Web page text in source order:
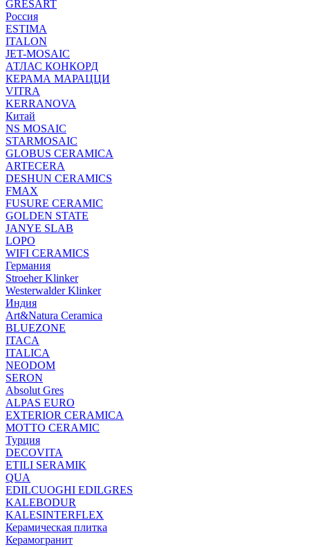
GRESART
Россия
ESTIMA
ITALON
JET-MOSAIC
АТЛАС КОНКОРД
КЕРАМА МАРАЦЦИ
VITRA
KERRANOVA
Китай
NS MOSAIC
STARMOSAIC
GLOBUS CERAMICA
ARTECERA
DESHUN CERAMICS
FMAX
FUSURE CERAMIC
GOLDEN STATE
JANYE SLAB
LOPO
WIFI CERAMICS
Германия
Stroeher Klinker
Westerwalder Klinker
Индия
Art&Natura Ceramica
BLUEZONE
ITACA
ITALICA
NEODOM
SERON
Absolut Gres
ALPAS EURO
EXTERIOR CERAMICA
MOTTO CERAMIC
Турция
DECOVITA
ETILI SERAMIK
QUA
EDILCUOGHI EDILGRES
KALEBODUR
KALESINTERFLEX
Керамическая плитка
Керамогранит